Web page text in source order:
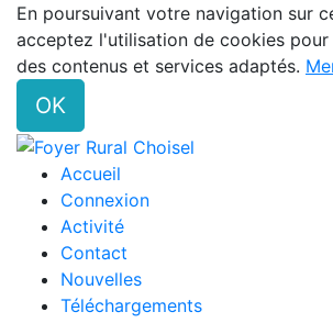
En poursuivant votre navigation sur
acceptez l'utilisation de cookies
des contenus et services adaptés.
OK
Accueil
Connexion
Activité
Contact
Nouvelles
Téléchargements